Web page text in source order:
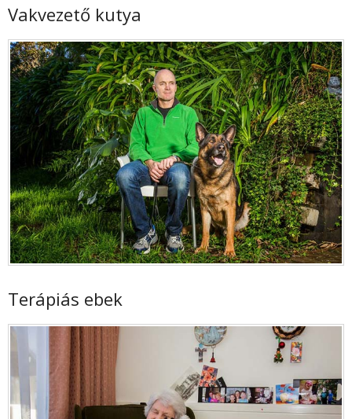
Vakvezető kutya
Terápiás ebek